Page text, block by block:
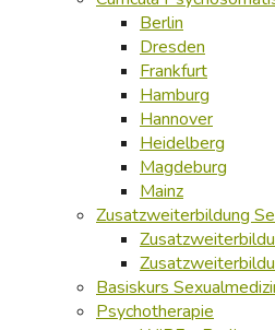
Berlin
Dresden
Frankfurt
Hamburg
Hannover
Heidelberg
Magdeburg
Mainz
Zusatzweiterbildung
Basiskurs
Psychotherapie